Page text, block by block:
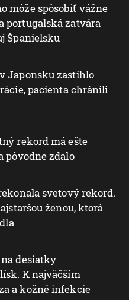
môže spôsobiť vážne
portugalská zatvára
Španielsku
Japonsku zastihlo
pacienta chránili
rekord má ešte
pôvodne zdalo
svetový rekord.
ženou, ktorá
desiatky
K najväčším
a kožné infekcie